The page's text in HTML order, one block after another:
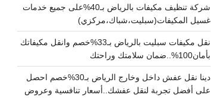
شركة تنظيف مكيفات بالرياض بـ40%على جميع خدمات
غسيل المكيفات(سبليت،شباك،مركزي)
نقل مكيفات سبليت بالرياض بـ33%خصم وانقل مكيفاتك
بأمان100%..ضمان سلامتك وراحتك
دينا نقل عفش داخل وخارج الرياض بـ30%خصم احصل
على أفضل تجربة لنقل عفشك..أسعار تنافسية وعروض